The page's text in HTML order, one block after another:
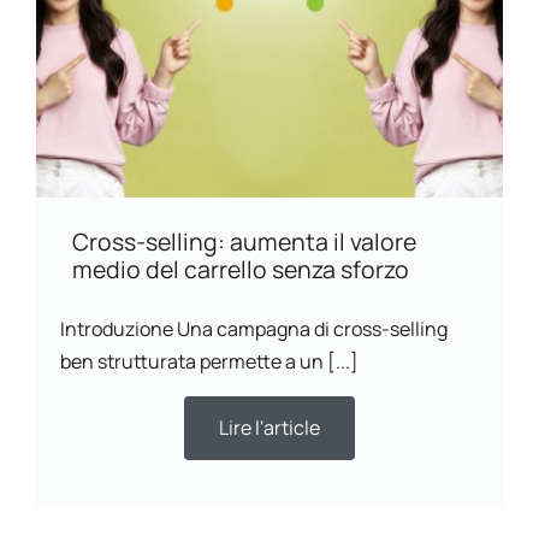
Cross-selling: aumenta il valore
medio del carrello senza sforzo
Introduzione Una campagna di cross-selling
ben strutturata permette a un [...]
Lire l'article